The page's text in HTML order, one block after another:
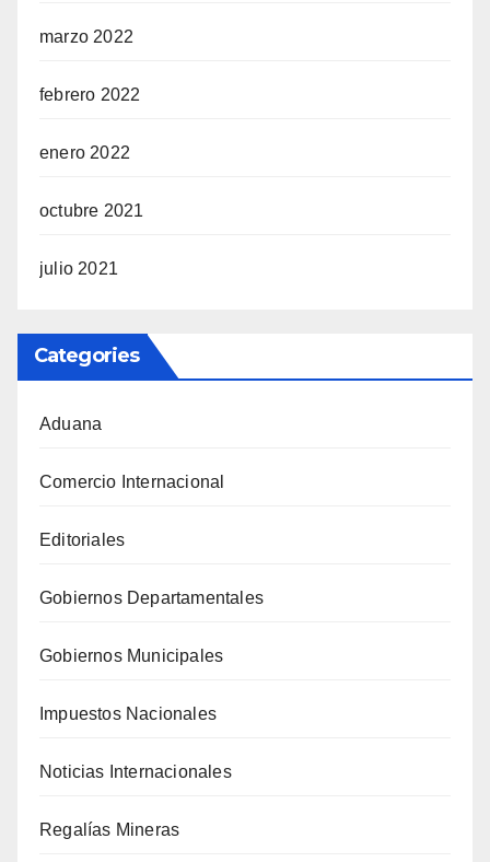
marzo 2022
febrero 2022
enero 2022
octubre 2021
julio 2021
Categories
Aduana
Comercio Internacional
Editoriales
Gobiernos Departamentales
Gobiernos Municipales
Impuestos Nacionales
Noticias Internacionales
Regalías Mineras